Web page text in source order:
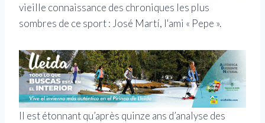
vieille connaissance des chroniques les plus
sombres de ce sport : José Martí, l'ami « Pepe ».
Il est étonnant qu’après quinze ans d’analyse des